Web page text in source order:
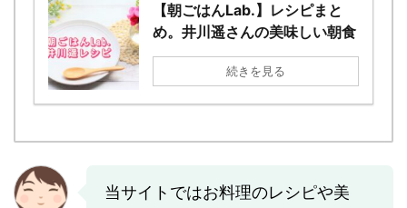
【朝ごはんLab.】レシピまと
め。井川遥さんの美味しい朝食
続きを見る
当サイトではお料理のレシピや美